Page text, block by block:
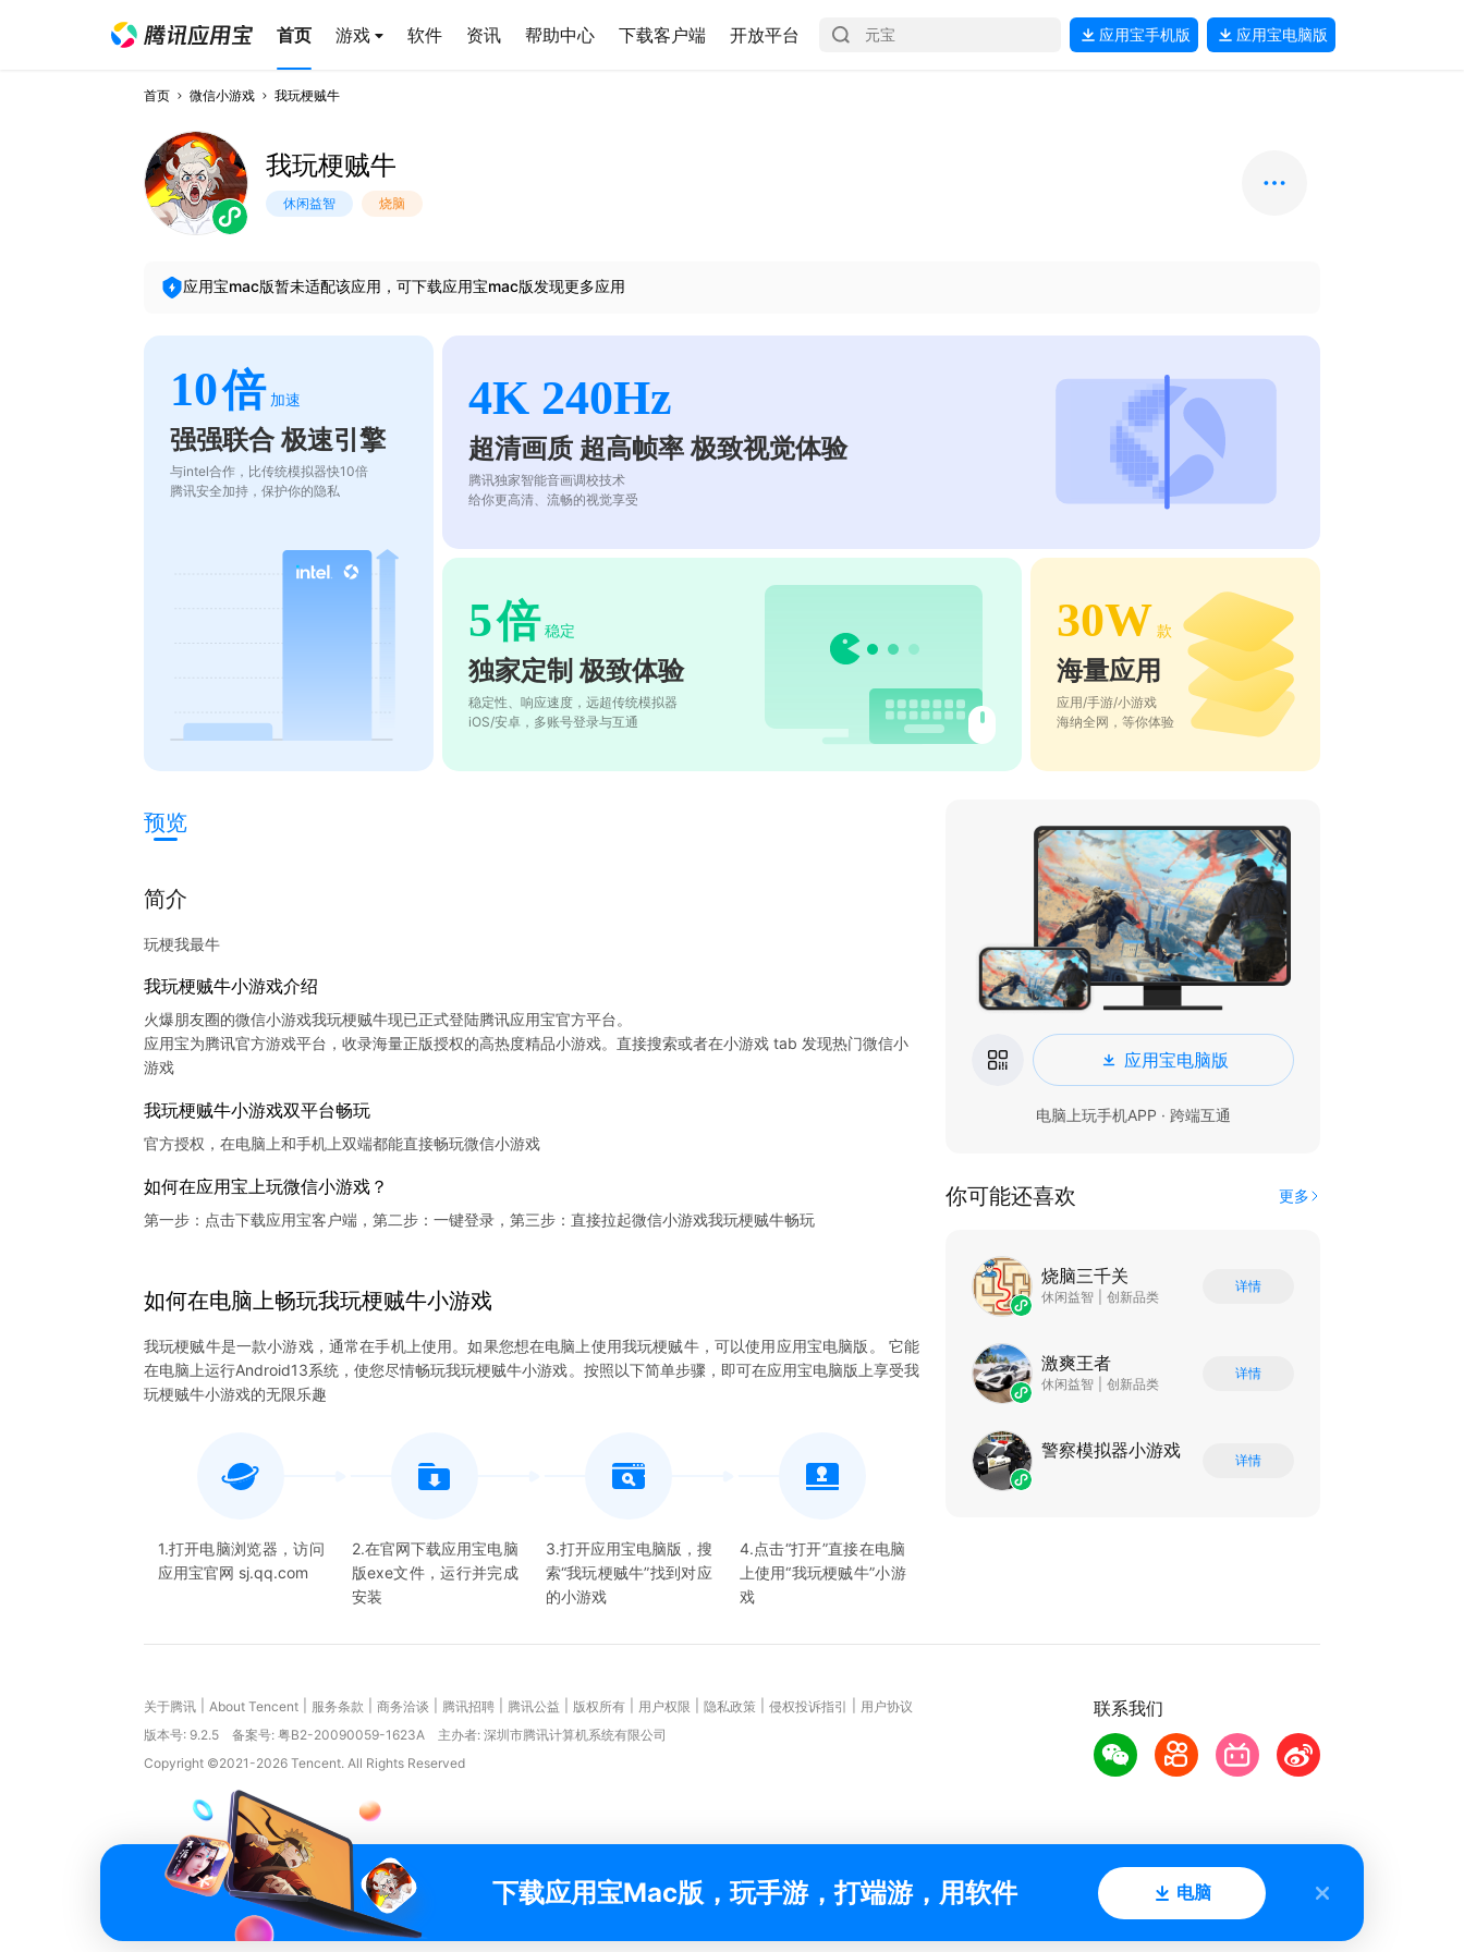
首页 游戏 软件 资讯 帮助中心 下载客户端 开放平台 应用宝手机版 应用宝电脑版
首页 微信小游戏 我玩梗贼牛
我玩梗贼牛
休闲益智 烧脑
应用宝mac版暂未适配该应用，可下载应用宝mac版发现更多应用
10倍 加速
强强联合 极速引擎
与intel合作，比传统模拟器快10倍
腾讯安全加持，保护你的隐私
4K 240Hz
超清画质 超高帧率 极致视觉体验
腾讯独家智能音画调校技术
给你更高清、流畅的视觉享受
5倍 稳定
独家定制 极致体验
稳定性、响应速度，远超传统模拟器
iOS/安卓，多账号登录与互通
30W 款
海量应用
应用/手游/小游戏
海纳全网，等你体验
预览
简介
玩梗我最牛
我玩梗贼牛小游戏介绍
火爆朋友圈的微信小游戏我玩梗贼牛现已正式登陆腾讯应用宝官方平台。
应用宝为腾讯官方游戏平台，收录海量正版授权的高热度精品小游戏。直接搜索或者在小游戏 tab 发现热门微信小
我玩梗贼牛小游戏双平台畅玩
官方授权，在电脑上和手机上双端都能直接畅玩微信小游戏
如何在应用宝上玩微信小游戏？
第一步：点击下载应用宝客户端，第二步：一键登录，第三步：直接拉起微信小游戏我玩梗贼牛畅玩
如何在电脑上畅玩我玩梗贼牛小游戏
我玩梗贼牛是一款小游戏，通常在手机上使用。如果您想在电脑上使用我玩梗贼牛，可以使用应用宝电脑版。 它能
在电脑上运行Android13系统，使您尽情畅玩我玩梗贼牛小游戏。按照以下简单步骤，即可在应用宝电脑版上享受我
玩梗贼牛小游戏的无限乐趣
1.打开电脑浏览器，访问
应用宝官网 sj.qq.com
2.在官网下载应用宝电脑
版exe文件，运行并完成
安装
3.打开应用宝电脑版，搜
索“我玩梗贼牛”找到对应
的小游戏
4.点击“打开”直接在电脑
上使用“我玩梗贼牛”小游
戏
应用宝电脑版
电脑上玩手机APP · 跨端互通
你可能还喜欢 更多
烧脑三千关
休闲益智 创新品类
详情
激爽王者
休闲益智 创新品类
详情
警察模拟器小游戏 详情
联系我们
关于腾讯 About Tencent 服务条款 商务洽谈 腾讯招聘 腾讯公益 版权所有 用户权限 隐私政策 侵权投诉指引
用户协议
版本号: 9.2.5 备案号: 粤B2-20090059-1623A
主办者: 深圳市腾讯计算机系统有限公司
Copyright ©2021-2026 Tencent. All Rights Reserved
下载应用宝Mac版，玩手游，打端游，用软件 电脑